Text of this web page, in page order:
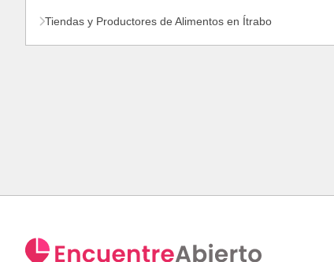
Tiendas y Productores de Alimentos en Ítrabo